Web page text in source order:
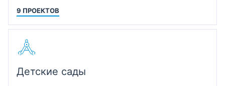
9 ПРОЕКТОВ
Детские сады